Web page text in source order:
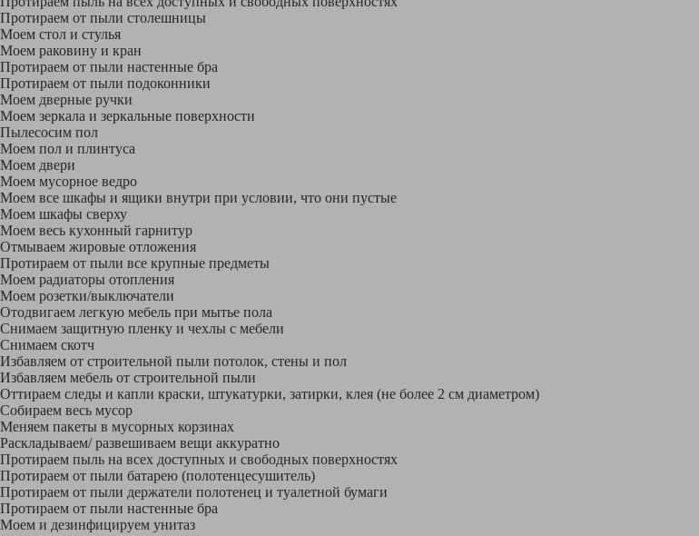
Протираем от пыли столешницы
Моем стол и стулья
Моем раковину и кран
Протираем от пыли настенные бра
Протираем от пыли подоконники
Моем дверные ручки
Моем зеркала и зеркальные поверхности
Пылесосим пол
Моем пол и плинтуса
Моем двери
Моем мусорное ведро
Моем все шкафы и ящики внутри при условии, что они пустые
Моем шкафы сверху
Моем весь кухонный гарнитур
Отмываем жировые отложения
Протираем от пыли все крупные предметы
Моем радиаторы отопления
Моем розетки/выключатели
Отодвигаем легкую мебель при мытье пола
Снимаем защитную пленку и чехлы с мебели
Снимаем скотч
Избавляем от строительной пыли потолок, стены и пол
Избавляем мебель от строительной пыли
Оттираем следы и капли краски, штукатурки, затирки, клея (не более 2 см диаметром)
Собираем весь мусор
Меняем пакеты в мусорных корзинах
Раскладываем/ развешиваем вещи аккуратно
Протираем пыль на всех доступных и свободных поверхностях
Протираем от пыли батарею (полотенцесушитель)
Протираем от пыли держатели полотенец и туалетной бумаги
Протираем от пыли настенные бра
Моем и дезинфицируем унитаз